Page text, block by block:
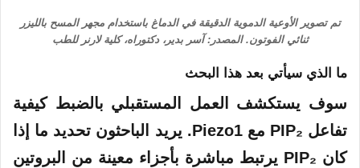
تم تصوير الأوعية الدموية الدقيقة في الدماغ باستخدام مجهر المسح بالليزر
ثنائي الفوتون. المصدر: آسر بدير، دكتوراه، كلية لارنر للطب
ما الذي سيأتي بعد هذا البحث
سوف يستكشف العمل المستقبلي بالضبط كيفية
تفاعل PIP₂ مع Piezo1. يريد الباحثون تحديد ما إذا
كان PIP₂ يرتبط مباشرة بأجزاء معينة من البروتين